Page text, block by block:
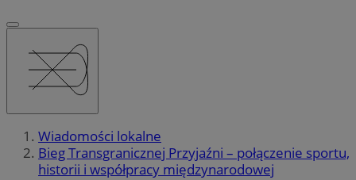
Wiadomości lokalne
Bieg Transgranicznej Przyjaźni – połączenie sportu,
historii i współpracy międzynarodowej